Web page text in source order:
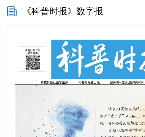
《科普时报》数字报